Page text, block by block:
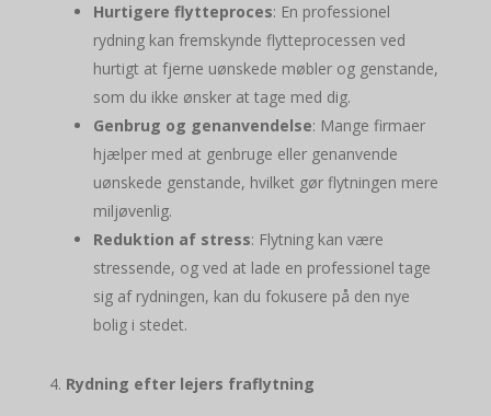
Hurtigere flytteproces: En professionel
rydning kan fremskynde flytteprocessen ved
hurtigt at fjerne uønskede møbler og genstande,
som du ikke ønsker at tage med dig.
Genbrug og genanvendelse: Mange firmaer
hjælper med at genbruge eller genanvende
uønskede genstande, hvilket gør flytningen mere
miljøvenlig.
Reduktion af stress: Flytning kan være
stressende, og ved at lade en professionel tage
sig af rydningen, kan du fokusere på den nye
bolig i stedet.
Rydning efter lejers fraflytning